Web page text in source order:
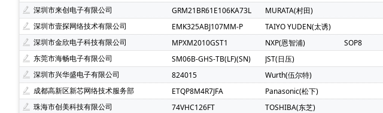
无锡紫光微(1)
Nsiway(纳芯威)(1) xysemi(赛芯微)(1) TEAPO(智宝)(1)
BRIGHTEK(弘凯光电)(1)
Magn Tek(麦歌恩)(1) TMI(拓尔微)(1)
BUSSMANN(巴斯曼)(1)
深圳市来创电子有限公司
GRM21BR61E106KA73L MURATA(村田)
深圳市壹探网络技术有限公司
EMK325ABJ107MM-P TAIYO YUDEN(太诱)
深圳市金欣电子科技有限公司
MPXM2010GST1 NXP(恩智浦) SOP8
东莞市海畅电子有限公司
SM06B-GHS-TB(LF)(SN) JST(日压)
深圳市兴华盛电子有限公司
824015 Wurth(伍尔特)
成都高新区新芯网络技术服务部
ETQP8M4R7JFA Panasonic(松下)
珠海市创美科技有限公司
74VHC126FT TOSHIBA(东芝)